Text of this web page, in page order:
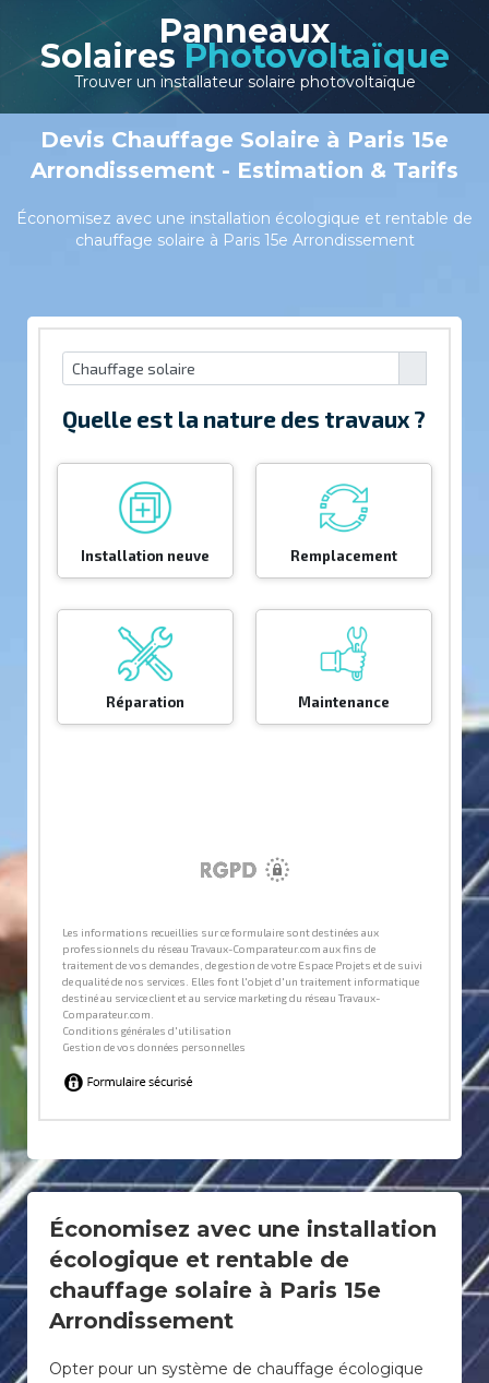
Panneaux
Solaires Photovoltaïque
Trouver un installateur solaire photovoltaïque
Devis Chauffage Solaire à Paris 15e
Arrondissement - Estimation & Tarifs
Économisez avec une installation écologique et rentable de
chauffage solaire à Paris 15e Arrondissement
Économisez avec une installation
écologique et rentable de
chauffage solaire à Paris 15e
Arrondissement
Opter pour un système de chauffage écologique